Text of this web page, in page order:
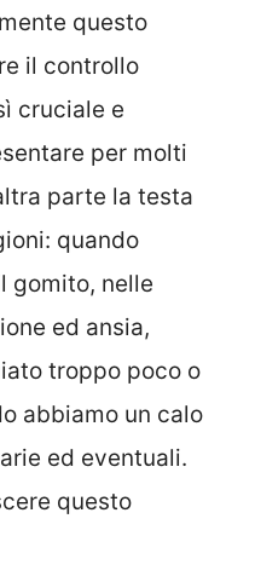
questo
il controllo
cruciale e
per molti
parte la testa
quando
gomito, nelle
ed ansia,
troppo poco o
abbiamo un calo
ed eventuali.
questo